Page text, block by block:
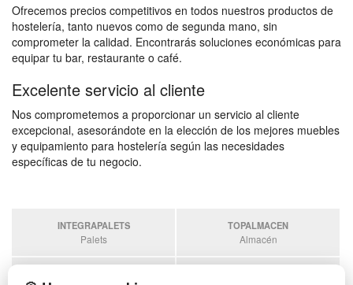
Ofrecemos precios competitivos en todos nuestros productos de
hostelería, tanto nuevos como de segunda mano, sin
comprometer la calidad. Encontrarás soluciones económicas para
equipar tu bar, restaurante o café.
Excelente servicio al cliente
Nos comprometemos a proporcionar un servicio al cliente
excepcional, asesorándote en la elección de los mejores muebles
y equipamiento para hostelería según las necesidades
específicas de tu negocio.
INTEGRAPALETS
Palets
TOPALMACEN
Almacén